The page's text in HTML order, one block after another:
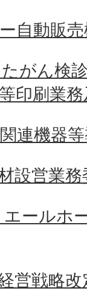
自動販
がん検
印刷業
連機器
設営業務
ールホ
営戦略